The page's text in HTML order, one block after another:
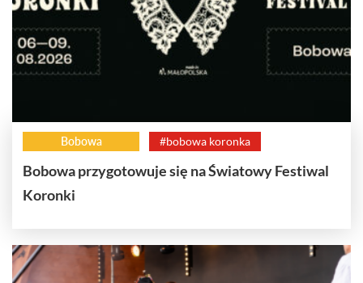
Bobowa #bobowa koronka
Bobowa przygotowuje się na Światowy Festiwal
Koronki